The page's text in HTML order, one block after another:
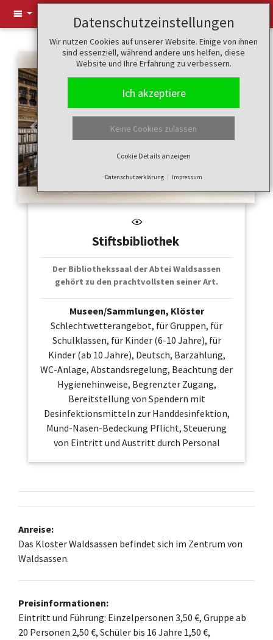
Datenschutzeinstellungen
Wir nutzen Cookies auf unserer Website. Einige von ihnen
sind essenziell, während andere uns helfen, diese
Website und Ihre Erfahrung zu verbessern.
Ich akzeptiere
Keine Cookies zulassen
Cookie Details anzeigen
Datenschutzerklärung Impressum
Zurück
Stiftsbibliothek
Der Bibliothekssaal der Abtei Waldsassen
gehört zu den prachtvollsten seiner Art.
Museen/Sammlungen, Klöster
Schlechtwetterangebot, für Gruppen, für
Schulklassen, für Kinder (6-10 Jahre), für
Kinder (ab 10 Jahre), Deutsch, Barzahlung,
WC-Anlage, Abstandsregelung, Beachtung der
Hygienehinweise, Begrenzter Zugang,
Bereitstellung von Spendern mit
Desinfektionsmitteln zur Handdesinfektion,
Mund-Nasen-Bedeckung Pflicht, Steuerung
von Eintritt und Austritt durch Personal
Anreise:
Das Kloster Waldsassen befindet sich im Zentrum von
Waldsassen.
Preisinformationen:
Eintritt und Führung: Einzelpersonen 3,50 €, Gruppe ab
20 Personen 2,50 €, Schüler bis 16 Jahre 1,50 €,